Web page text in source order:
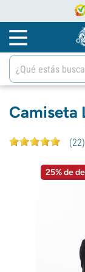
Camiseta
(22)
25% de